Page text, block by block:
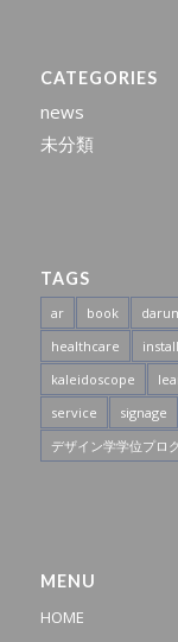
CATEGORIES
news
未分類
TAGS
ar book
healthcare
kaleidoscope
service
signage
デザイン学学位プロ
MENU
HOME